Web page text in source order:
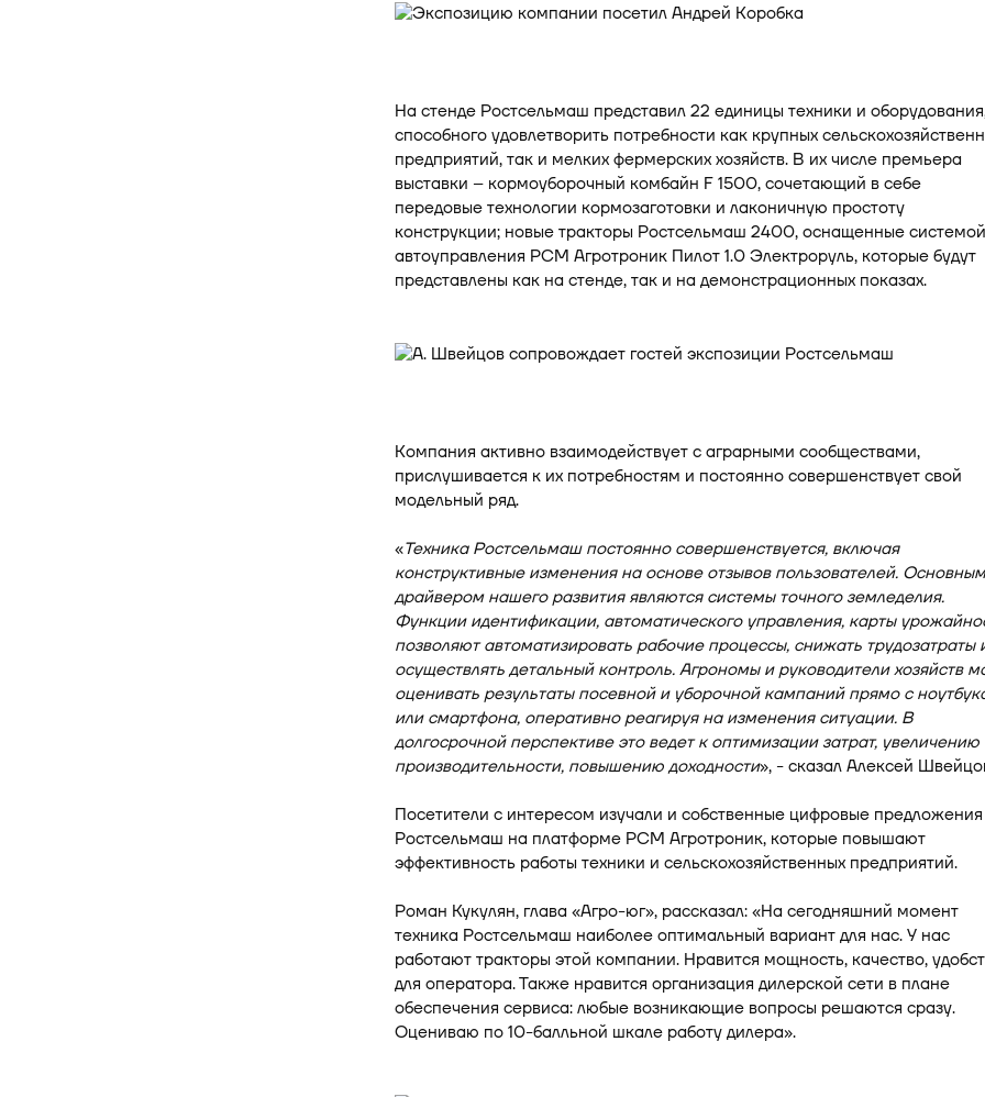
На стенде Ростсельмаш представил 22 единицы техники и
способного удовлетворить потребности как крупных
предприятий, так и мелких фермерских хозяйств. В их числе премьера
выставки – кормоуборочный комбайн F 1500, сочетающий в себе
передовые технологии кормозаготовки и лаконичную простоту
конструкции; новые тракторы Ростсельмаш 2400, оснащенные системой
автоуправления РСМ Агротроник Пилот 1.0 Электроруль, которые будут
представлены как на стенде, так и на демонстрационных показах.
Компания активно взаимодействует с аграрными сообществами,
прислушивается к их потребностям и постоянно совершенствует свой
модельный ряд.
«Техника Ростсельмаш постоянно совершенствуется, включая
конструктивные изменения на основе отзывов пользователей. Основным
драйвером нашего развития являются системы точного земледелия.
Функции идентификации, автоматического управления, карты
позволяют автоматизировать рабочие процессы, снижать трудозатраты
осуществлять детальный контроль. Агрономы и руководители хозяйств
оценивать результаты посевной и уборочной кампаний прямо с
или смартфона, оперативно реагируя на изменения ситуации. В
долгосрочной перспективе это ведет к оптимизации затрат, увеличению
производительности, повышению доходности», - сказал Алексей
Посетители с интересом изучали и собственные цифровые предложения
Ростсельмаш на платформе РСМ Агротроник, которые повышают
эффективность работы техники и сельскохозяйственных предприятий.
Роман Кукулян, глава «Агро-юг», рассказал: «На сегодняшний момент
техника Ростсельмаш наиболее оптимальный вариант для нас. У нас
работают тракторы этой компании. Нравится мощность, качество,
для оператора. Также нравится организация дилерской сети в плане
обеспечения сервиса: любые возникающие вопросы решаются сразу.
Оцениваю по 10-балльной шкале работу дилера».